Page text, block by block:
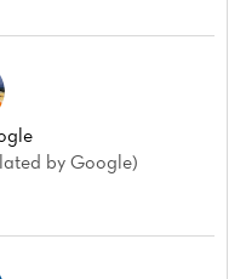
by Google)